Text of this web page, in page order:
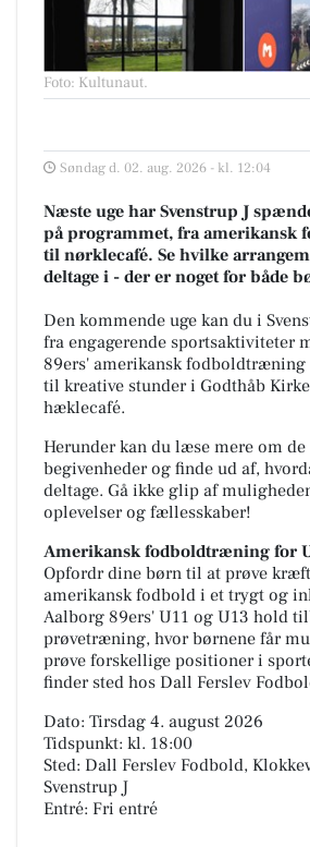
Foto: Kultunaut.
Søndag d. 02. aug. 2026 - kl. 12:04
Næste uge har Svenstrup J
på programmet, fra amerikansk
til nørklecafé. Se hvilke
deltage i - der er noget for både
Den kommende uge kan du i
fra engagerende sportsaktiviteter
89ers' amerikansk fodboldtræning
til kreative stunder i Godthåb
hæklecafé.
Herunder kan du læse mere om
begivenheder og finde ud af,
deltage. Gå ikke glip af
oplevelser og fællesskaber!
Amerikansk fodboldtræning for
Opfordr dine børn til at prøve
amerikansk fodbold i et trygt og
Aalborg 89ers' U11 og U13 hold
prøvetræning, hvor børnene får
prøve forskellige positioner i
finder sted hos Dall Ferslev
Dato: Tirsdag 4. august 2026
Tidspunkt: kl. 18:00
Sted: Dall Ferslev Fodbold,
Svenstrup J
Entré: Fri entré